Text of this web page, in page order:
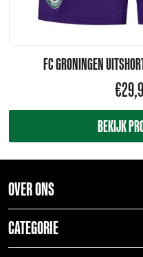
FC GRONINGEN
€
BEKIJK
OVER ONS
CATEGORIE